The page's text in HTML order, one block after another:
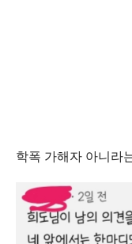
학폭 가해자 아니라